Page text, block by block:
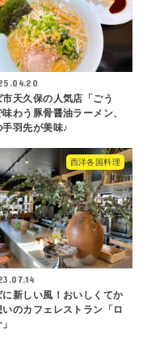
市天久保の人気店「ごう
わう豚骨醤油ラーメン、
手羽先が美味♪
西洋各国料理
に新しい風！おいしくてか
いのカフェレストラン「ロ